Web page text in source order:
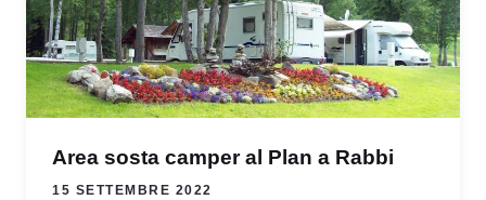
Area sosta camper al Plan a Rabbi
15 SETTEMBRE 2022